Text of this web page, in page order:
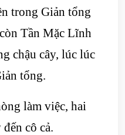
trong Giản tổng
Tần Mặc Lĩnh
chậu cây, lúc lúc
tổng.
làm việc, hai
cô cả.